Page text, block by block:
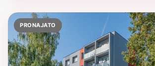
PRONAJATO